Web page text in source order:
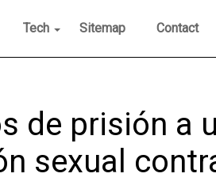
Tech Sitemap Contact
de prisión a
sexual